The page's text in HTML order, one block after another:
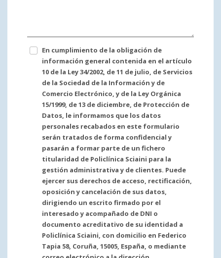
En cumplimiento de la obligación de
información general contenida en el artículo
10 de la Ley 34/2002, de 11 de julio, de Servicios
de la Sociedad de la Información y de
Comercio Electrónico, y de la Ley Orgánica
15/1999, de 13 de diciembre, de Protección de
Datos, le informamos que los datos
personales recabados en este formulario
serán tratados de forma confidencial y
pasarán a formar parte de un fichero
titularidad de Policlínica Sciaini para la
gestión administrativa y de clientes. Puede
ejercer sus derechos de acceso, rectificación,
oposición y cancelación de sus datos,
dirigiendo un escrito firmado por el
interesado y acompañado de DNI o
documento acreditativo de su identidad a
Policlínica Sciaini, con domicilio en Federico
Tapia 58, Coruña, 15005, España, o mediante